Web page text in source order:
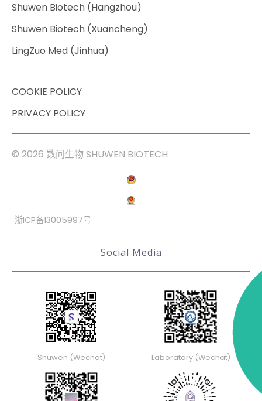
Shuwen Biotech (Hangzhou)
Shuwen Biotech (Xuancheng)
LingZuo Med (Jinhua)
COOKIE POLICY
PRIVACY POLICY
© 2026 数问生物 SHUWEN BIOTECH
浙ICP备13005997号
Social Media
Shuwen (Wechat) Laboratory (Wechat)